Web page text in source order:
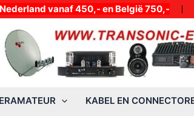
450,- en België 750,-
KABEL EN